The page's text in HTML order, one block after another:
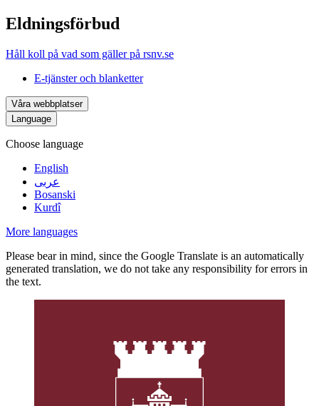
Eldningsförbud
Håll koll på vad som gäller på rsnv.se
E-tjänster och blanketter
Våra webbplatser
Language
Choose language
English
عربى
Bosanski
Kurdî
More languages
Please bear in mind, since the Google Translate is an automatically
generated translation, we do not take any responsibility for errors in
the text.